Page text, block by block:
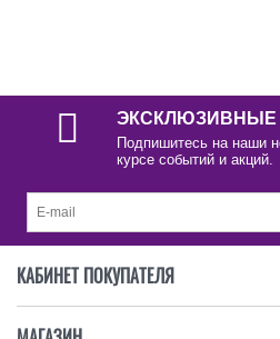
ЭКСКЛЮЗИВНЫЕ
Подпишитесь на наши
курсе событий и акций.
КАБИНЕТ ПОКУПАТЕЛЯ